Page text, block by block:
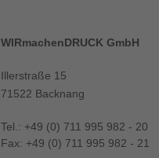
WIRmachenDRUCK GmbH
Illerstraße 15
71522 Backnang
Tel.: +49 (0) 711 995 982 - 20
Fax: +49 (0) 711 995 982 - 21